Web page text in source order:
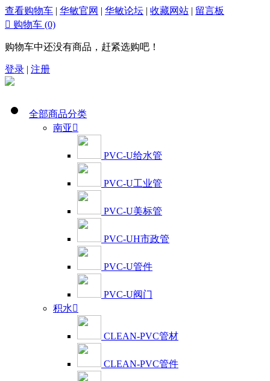
查看购物车 | 华敏官网 | 华敏论坛 | 收藏网站 | 留言板
 购物车 (0)
购物车中还没有商品，赶紧选购吧！
登录 | 注册
全部商品分类
南亚 
PVC-U给水管
PVC-U工业管
PVC-U美标管
PVC-UH市政管
PVC-U管件
PVC-U阀门
积水
CLEAN-PVC管材
CLEAN-PVC管件